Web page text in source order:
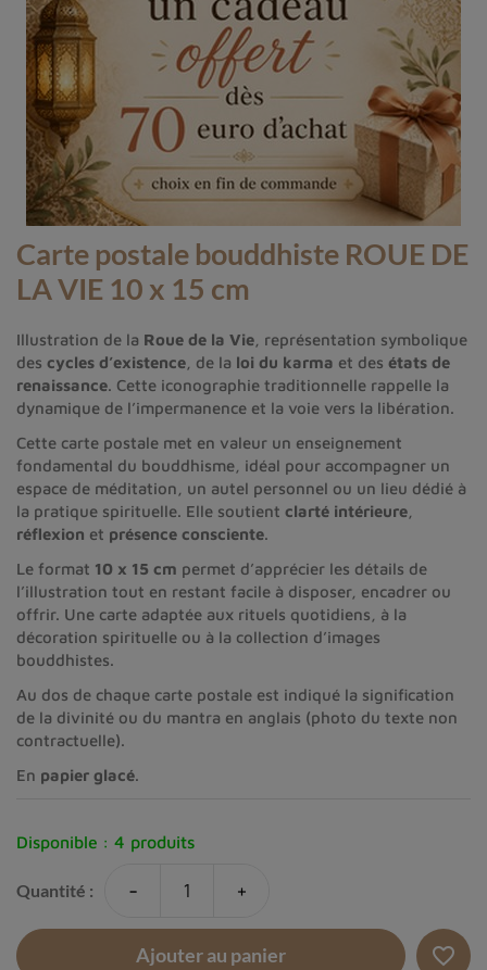
Carte postale bouddhiste ROUE DE
LA VIE 10 x 15 cm
Illustration de la Roue de la Vie , représentation symbolique
des cycles d’existence , de la loi du karma et des états de
renaissance. Cette iconographie traditionnelle rappelle la
dynamique de l’impermanence et la voie vers la libération.
Cette carte postale met en valeur un enseignement
fondamental du bouddhisme, idéal pour accompagner un
espace de méditation, un autel personnel ou un lieu dédié à
la pratique spirituelle. Elle soutient clarté intérieure
réflexion et présence consciente.
Le format 10 x 15 cm permet d’apprécier les détails de
l’illustration tout en restant facile à disposer, encadrer ou
offrir. Une carte adaptée aux rituels quotidiens, à la
décoration spirituelle ou à la collection d’images
bouddhistes.
Au dos de chaque carte postale est indiqué la signification
de la divinité ou du mantra en anglais (photo du texte non
contractuelle).
En papier glacé.
Disponible : 4 produits
Quantité : - +
Ajouter au panier favorite_border